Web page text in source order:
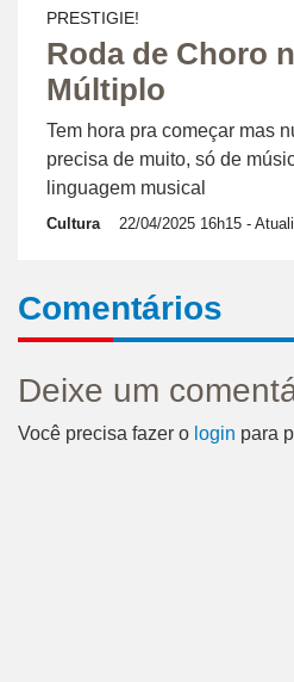
PRESTIGIE!
Roda de Choro
Múltiplo
Tem hora pra começar mas
precisa de muito, só de
linguagem musical
Cultura 22/04/2025 16h15 -
Comentários
Deixe um
Você precisa fazer o login para